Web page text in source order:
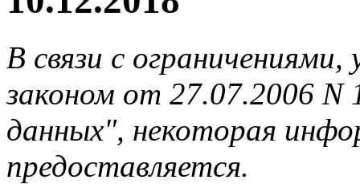
В связи с
законом от 27.07.2006
данных", некоторая
предоставляется.